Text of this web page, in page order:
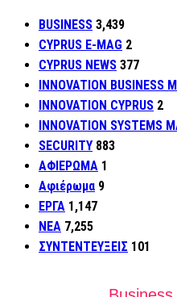
BUSINESS 3,439
CYPRUS E-MAG 2
CYPRUS NEWS 377
INNOVATION BUSINESS
INNOVATION CYPRUS 2
INNOVATION SYSTEMS
SECURITY 883
ΑΦΙΕΡΩΜΑ 1
Αφιέρωμα 9
ΕΡΓΑ 1,147
ΝΕΑ 7,255
ΣΥΝΤΕΝΤΕΥΞΕΙΣ 101